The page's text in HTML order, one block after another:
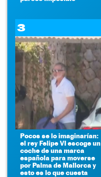
3
Pocos se lo imaginarían:
el rey Felipe VI escoge un
coche de una marca
española para moverse
por Palma de Mallorca y
esto es lo que cuesta